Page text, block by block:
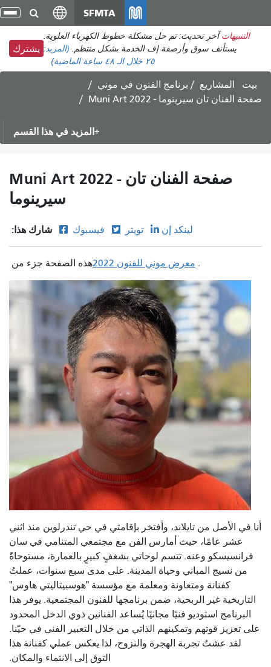
انتقل
إلى
المحتوى
الرئيسي
SFMTA
التنبيهات آخر تحديث: تم حل مشكلة خطوط الكهرباء العلوية.
يستأنف سوق وأرصفة إف الخدمة بشكل منتظم. (المزيد:
٢٥ خلال الـ ٤٨ ساعة الماضية)
يشترك
بيت المشاريع
برنامج الفنون في موني
Muni Art 2022 - صفحة الفنان تان سيرينوما
المزيد في هذا القسم
Muni Art 2022 - صفحة الفنان تان
سيرينوما
شارك هذا: فيسبوك تويتر لينكد إن
هذه الصفحة جزء من معرض موني للفنون 2022 .
أنا في الأصل من تايلاند، وأفتخر بإقامتي في حي تندرلوين منذ اثني
عشر عامًا، حيث أمارس الفن مع مجتمعي المتنامي في سان
فرانسيسكو وعنه. تتسم لوحاتي بشغفٍ كبيرٍ بالعمارة، مستوحاةً
من نسيج المباني وحياة المدينة. على مدى سبع سنوات، عملتُ
كفنانة ومتعاونة ومعلمة مع مؤسسة "هوسبيتاليتي هاوس"
التاريخية غير الربحية، ضمن برنامجها للفنون المجتمعية. يوفر هذا
البرنامج استوديو فنيًا مجانيًا يُساعد الفنانين ذوي الدخل المحدود
على تعزيز قوتهم وتمكينهم الذاتي من خلال التعبير الفني في حيّنا.
لقد عشتُ تجربة الهجرة والنزوح، لذا يعكس عملي كفنانة هذا
التوق إلى الانتماء والمكان.